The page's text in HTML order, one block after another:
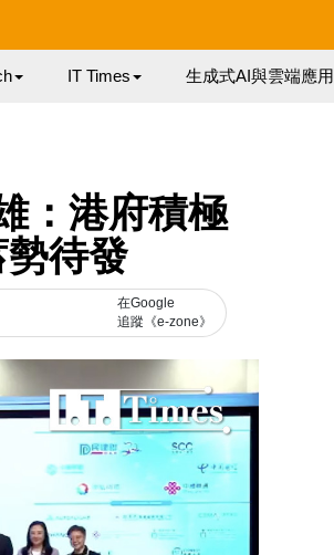
IT Times 生成式AI與雲端應用
：港府積極
待發
在Google
追蹤《e-zone》